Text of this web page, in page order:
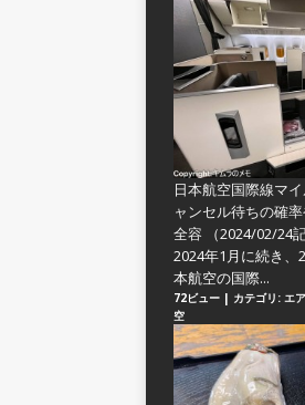
日本航空国際線マ
ャンセル待ちの確
全容
（2024/02/24
2024年1月に続き、
本航空の国際...
72ビュー | カテゴリ: エ
空